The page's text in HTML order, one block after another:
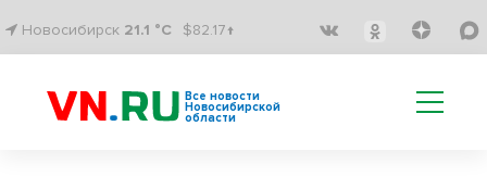
Новосибирск 21.1 °C $82.17↑
Все новости
Новосибирской
области